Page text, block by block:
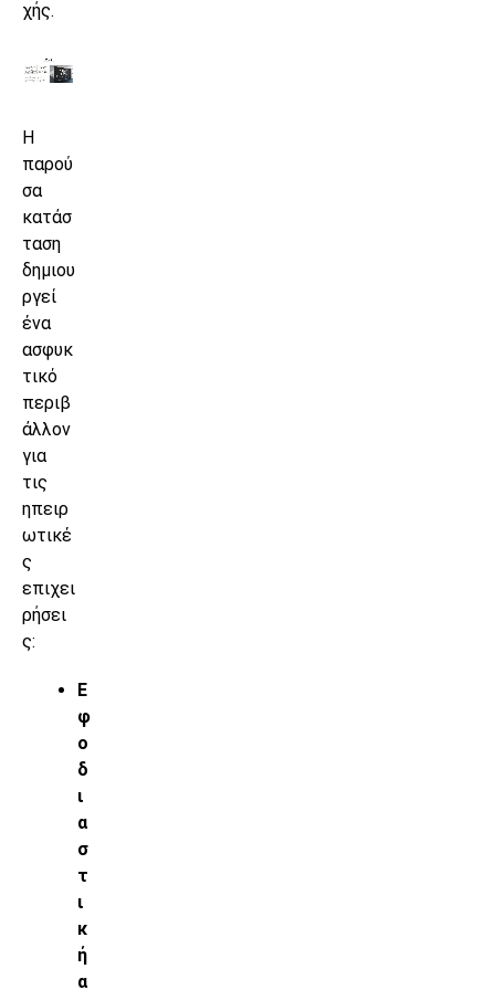
χής.
Η
παρού
σα
κατάσ
ταση
δημιου
ργεί
ένα
ασφυκ
τικό
περιβ
άλλον
για
τις
ηπειρ
ωτικέ
ς
επιχει
ρήσει
ς:
Ε
φ
ο
δ
ι
α
σ
τ
ι
κ
ή
α